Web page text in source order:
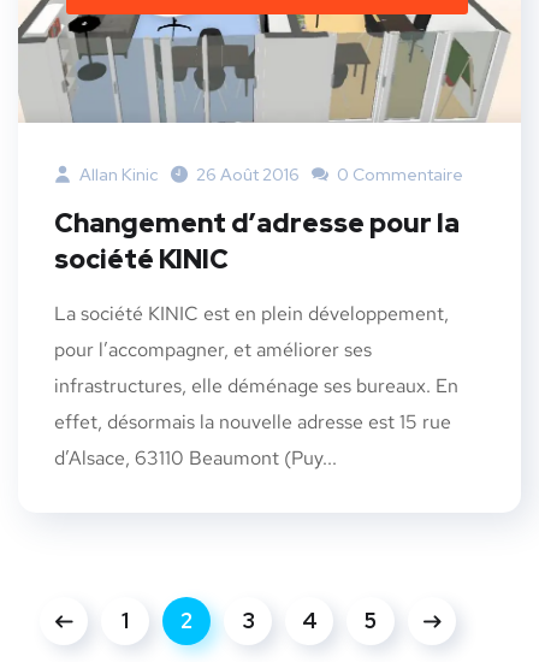
Allan Kinic 26 Août 2016 0 Commentaire
Changement d’adresse pour la
société KINIC
La société KINIC est en plein développement,
pour l’accompagner, et améliorer ses
infrastructures, elle déménage ses bureaux. En
effet, désormais la nouvelle adresse est 15 rue
d’Alsace, 63110 Beaumont (Puy...
1 2 3 4 5